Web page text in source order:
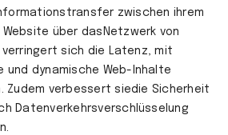
zwischen ihrem
Website über dasNetzwerk von
verringert sich die Latenz, mit
dynamische Web-Inhalte
Zudem verbessert siedie Sicherheit
Datenverkehrsverschlüsselung